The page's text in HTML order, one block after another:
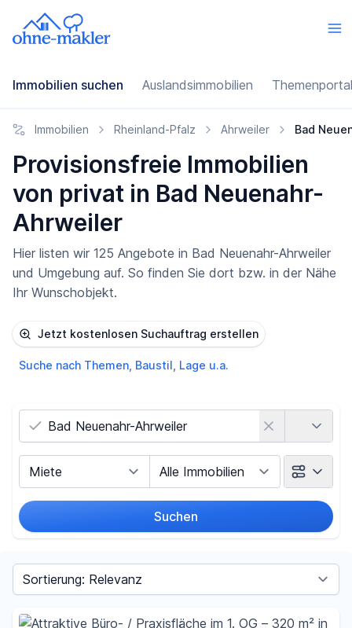
Immobilien suchen Auslandsimmobilien
Immobilien Rheinland-Pfalz Ahrweiler Bad
Provisionsfreie Immobilien
von privat in Bad Neuenahr-
Ahrweiler
Hier listen wir 125 Angebote in Bad Neuenahr-Ahrweiler
und Umgebung auf. So finden Sie dort bzw. in der Nähe
Ihr Wunschobjekt.
Jetzt kostenlosen Suchauftrag erstellen
Suche nach Themen, Baustil, Lage u.a.
Suchen
Sortieren nach